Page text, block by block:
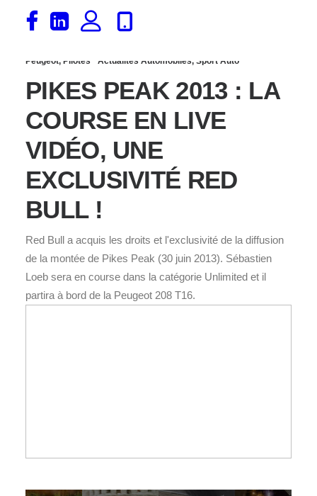
Peugeot, Pilotes Actualités Automobiles, Sport Auto
PIKES PEAK 2013 : LA
COURSE EN LIVE
VIDÉO, UNE
EXCLUSIVITÉ RED
BULL !
Red Bull a acquis les droits et l'exclusivité de la diffusion
de la montée de Pikes Peak (30 juin 2013). Sébastien
Loeb sera en course dans la catégorie Unlimited et il
partira à bord de la Peugeot 208 T16.